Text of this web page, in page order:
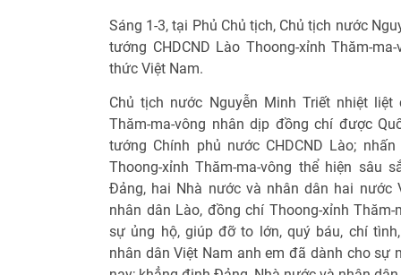
Sáng 1-3, tại Phủ Chủ tịch, Chủ tịch nước
tướng CHDCND Lào Thoong-xỉnh Thăm-
thức Việt Nam.
Chủ tịch nước Nguyễn Minh Triết nhiệt
Thăm-ma-vông nhân dịp đồng chí được
tướng Chính phủ nước CHDCND Lào;
Thoong-xỉnh Thăm-ma-vông thể hiện sâu
Đảng, hai Nhà nước và nhân dân hai nước
nhân dân Lào, đồng chí Thoong-xỉnh
sự ủng hộ, giúp đỡ to lớn, quý báu, chí
nhân dân Việt Nam anh em đã dành cho sự